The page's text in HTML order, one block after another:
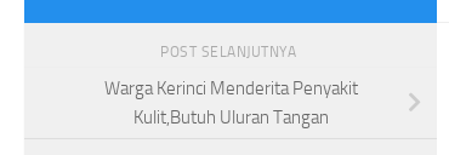
POST SELANJUTNYA
Warga Kerinci Menderita Penyakit
Kulit,Butuh Uluran Tangan